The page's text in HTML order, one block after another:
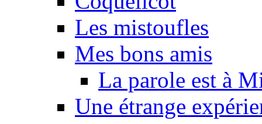
Les mistoufles
Mes bons amis
La parole est à
Une étrange